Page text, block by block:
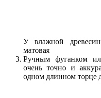
У влажной
матовая
Ручным фуганком
очень точно и
одном длинном торце